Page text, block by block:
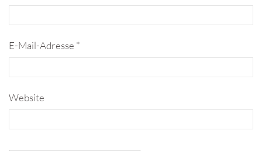
E-Mail-Adresse *
Website